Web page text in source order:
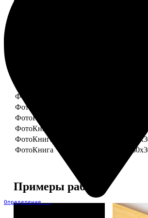
Определение...
ФотоКнига "Премиум" 20x30
ФотоКнига "Премиум" 25x25
ФотоКнига "Премиум" 30x30
ФотоКнига "Премиум" 30x45
ФотоКнига "Премиум" Свадебная
ФотоКнига "Премиум" Свадебная
ФотоКнига "Премиум" Свадебная
Примеры работ